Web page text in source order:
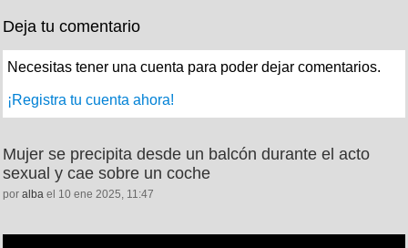
Deja tu comentario
Necesitas tener una cuenta para poder dejar comentarios.
¡Registra tu cuenta ahora!
Mujer se precipita desde un balcón durante el acto
sexual y cae sobre un coche
por alba el 10 ene 2025, 11:47